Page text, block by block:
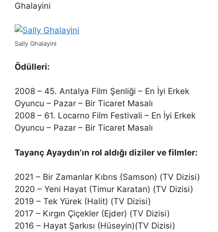
Ghalayini
Sally Ghalayini
Ödülleri:
2008 – 45. Antalya Film Şenliği – En İyi Erkek
Oyuncu – Pazar – Bir Ticaret Masalı
2008 – 61. Locarno Film Festivali – En İyi Erkek
Oyuncu – Pazar – Bir Ticaret Masalı
Tayanç Ayaydın’ın rol aldığı diziler ve filmler:
2021 – Bir Zamanlar Kıbrıs (Samson) (TV Dizisi)
2020 – Yeni Hayat (Timur Karatan) (TV Dizisi)
2019 – Tek Yürek (Halit) (TV Dizisi)
2017 – Kırgın Çiçekler (Ejder) (TV Dizisi)
2016 – Hayat Şarkısı (Hüseyin)(TV Dizisi)